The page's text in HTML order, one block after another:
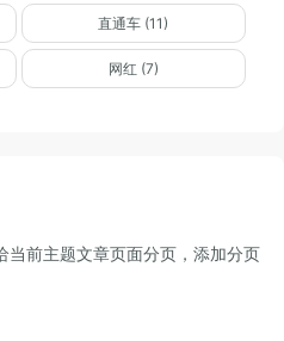
直通车 (11)
网红 (7)
当前主题文章页面分页，添加分页